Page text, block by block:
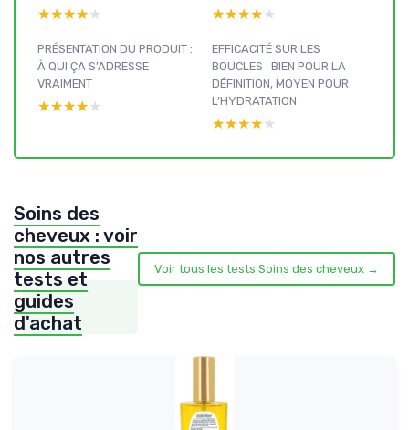
★★★★★
★★★★★ ★★★★★
★★★★★
PRÉSENTATION DU PRODUIT :
À QUI ÇA S’ADRESSE
VRAIMENT
★★★★★
★★★★★
EFFICACITÉ SUR LES
BOUCLES : BIEN POUR LA
DÉFINITION, MOYEN POUR
L’HYDRATATION
★★★★★
★★★★★
Soins des
cheveux : voir
nos autres
tests et
guides
d'achat
Voir tous les tests Soins des cheveux →